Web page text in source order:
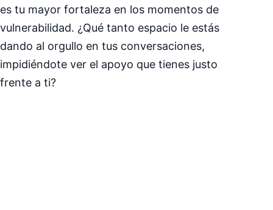
es tu mayor fortaleza en los momentos de
vulnerabilidad. ¿Qué tanto espacio le estás
dando al orgullo en tus conversaciones,
impidiéndote ver el apoyo que tienes justo
frente a ti?